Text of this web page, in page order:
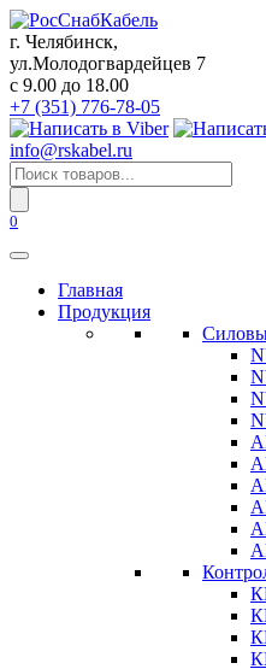
Перейти
к
содержанию
г. Челябинск,
ул.Молодогвардейцев 7
c 9.00 до 18.00
+7 (351) 776-78-05
info@rskabel.ru
Поиск
товаров
0
Главная
Продукция